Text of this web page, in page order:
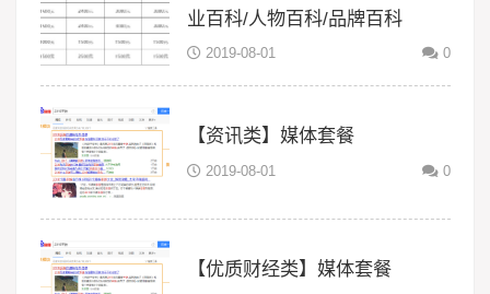
业百科/人物百科/品牌百科
2019-08-01 0
【资讯类】媒体套餐
2019-08-01 0
【优质财经类】媒体套餐